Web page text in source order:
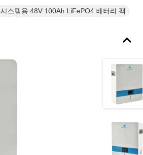
스템용 48V 100Ah LiFePO4 배터리 팩